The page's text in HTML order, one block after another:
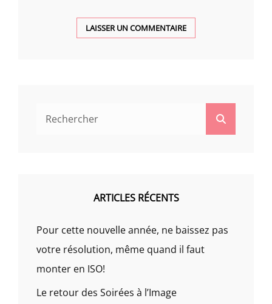
Search
Search
ARTICLES RÉCENTS
Pour cette nouvelle année, ne baissez pas
votre résolution, même quand il faut
monter en ISO!
Le retour des Soirées à l’Image